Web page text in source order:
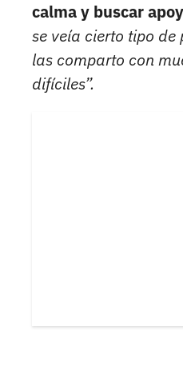
calma y buscar
se veía cierto tipo de
las comparto con
difíciles”.